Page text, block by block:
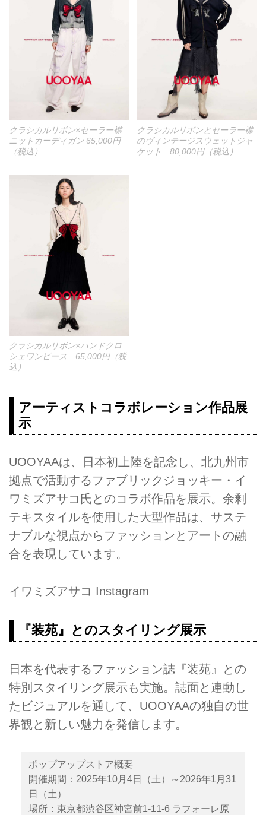
クラシカルリボン×セーラー襟
ニットカーディガン 65,000円
（税込）
クラシカルリボン×ハンドクロ
シェワンピース 65,000円（税
込）
クラシカルリボンとセーラー襟
のヴィンテージスウェットジャ
ケット 80,000円（税込）
アーティストコラボレーション作品展
示
UOOYAAは、日本初上陸を記念し、北九州市
拠点で活動するファブリックジョッキー・イ
ワミズアサコ氏とのコラボ作品を展示。余剰
テキスタイルを使用した大型作品は、サステ
ナブルな視点からファッションとアートの融
合を表現しています。
イワミズアサコ Instagram
『装苑』とのスタイリング展示
日本を代表するファッション誌『装苑』との
特別スタイリング展示も実施。誌面と連動し
たビジュアルを通して、UOOYAAの独自の世
界観と新しい魅力を発信します。
ポップアップストア概要
開催期間：2025年10月4日（土）～2026年1月31
日（土）
場所：東京都渋谷区神宮前1-11-6 ラフォーレ原